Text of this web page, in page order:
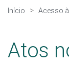
1- Institucional
3- Participação
Início Acesso
Atos